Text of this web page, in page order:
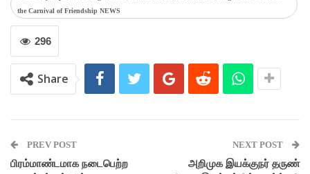
the Carnival of Friendship NEWS
296
Share
PREV POST
பிரம்மாண்டமாக நடைபெற்ற
NEXT POST
அறிமுக இயக்குநர் தருண்